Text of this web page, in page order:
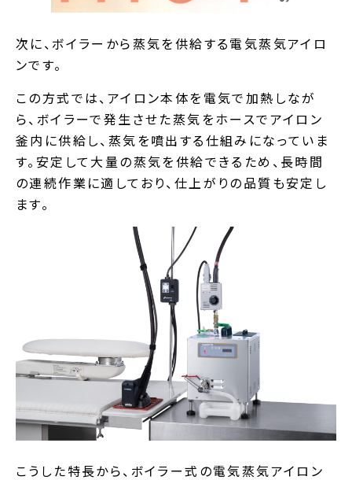
次に、ボイラーから蒸気を供給する電気蒸気アイロ
ンです。
この方式では、アイロン本体を電気で加熱しなが
ら、ボイラーで発生させた蒸気をホースでアイロン
釜内に供給し、蒸気を噴出する仕組みになっていま
す。安定して大量の蒸気を供給できるため、長時間
の連続作業に適しており、仕上がりの品質も安定し
ます。
こうした特長から、ボイラー式の電気蒸気アイロン